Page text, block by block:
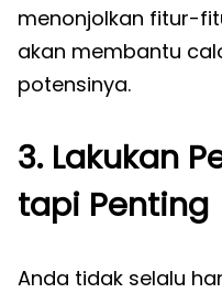
menonjolkan fitur-
akan membantu
potensinya.
3. Lakukan
tapi Penting
Anda tidak selalu